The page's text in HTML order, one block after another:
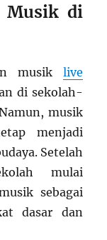
Musik di
musik live
di sekolah-
musik
menjadi
Setelah
mulai
sebagai
dasar dan